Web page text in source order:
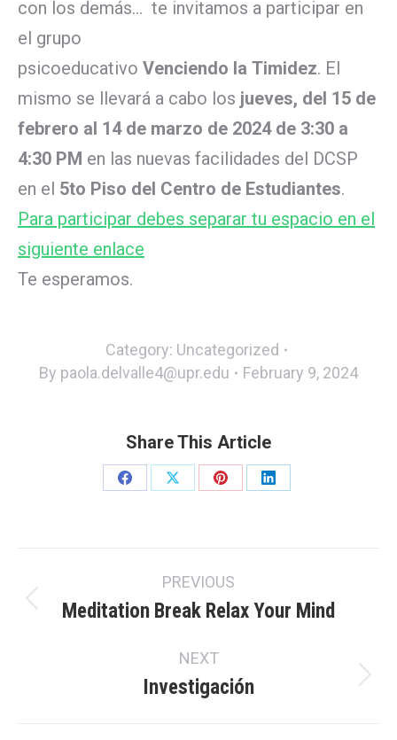
con los demás… te invitamos a participar en
el grupo
psicoeducativo Venciendo la Timidez. El
mismo se llevará a cabo los jueves, del 15 de
febrero al 14 de marzo de 2024 de 3:30 a
4:30 PM en las nuevas facilidades del DCSP
en el 5to Piso del Centro de Estudiantes.
Para participar debes separar tu espacio en el
siguiente enlace
Te esperamos.
Category: Uncategorized
By paola.delvalle4@upr.edu February 9, 2024
Share This Article
Share
Share
Share
Share
navigation
PREVIOUS
Previous
Meditation Break Relax Your Mind
NEXT
Next
Investigación